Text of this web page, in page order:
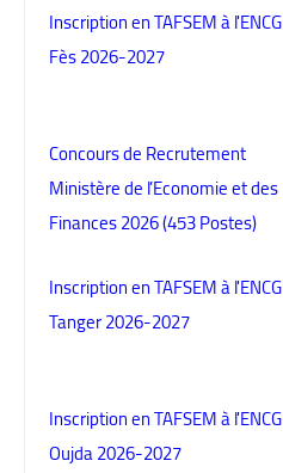
Inscription en TAFSEM à l'ENCG
Fès 2026-2027
Concours de Recrutement
Ministère de l’Economie et des
Finances 2026 (453 Postes)
Inscription en TAFSEM à l'ENCG
Tanger 2026-2027
Inscription en TAFSEM à l'ENCG
Oujda 2026-2027